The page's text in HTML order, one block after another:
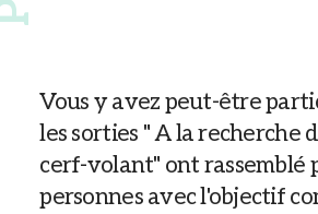
Vous y avez peut-être
les sorties " A la recherche
cerf-volant" ont rassemblé
personnes avec l'objectif